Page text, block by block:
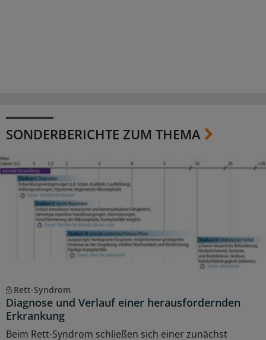
SONDERBERICHTE ZUM THEMA
Rett-Syndrom
Diagnose und Verlauf einer herausfordernden
Erkrankung
Beim Rett-Syndrom schließen sich einer zunächst